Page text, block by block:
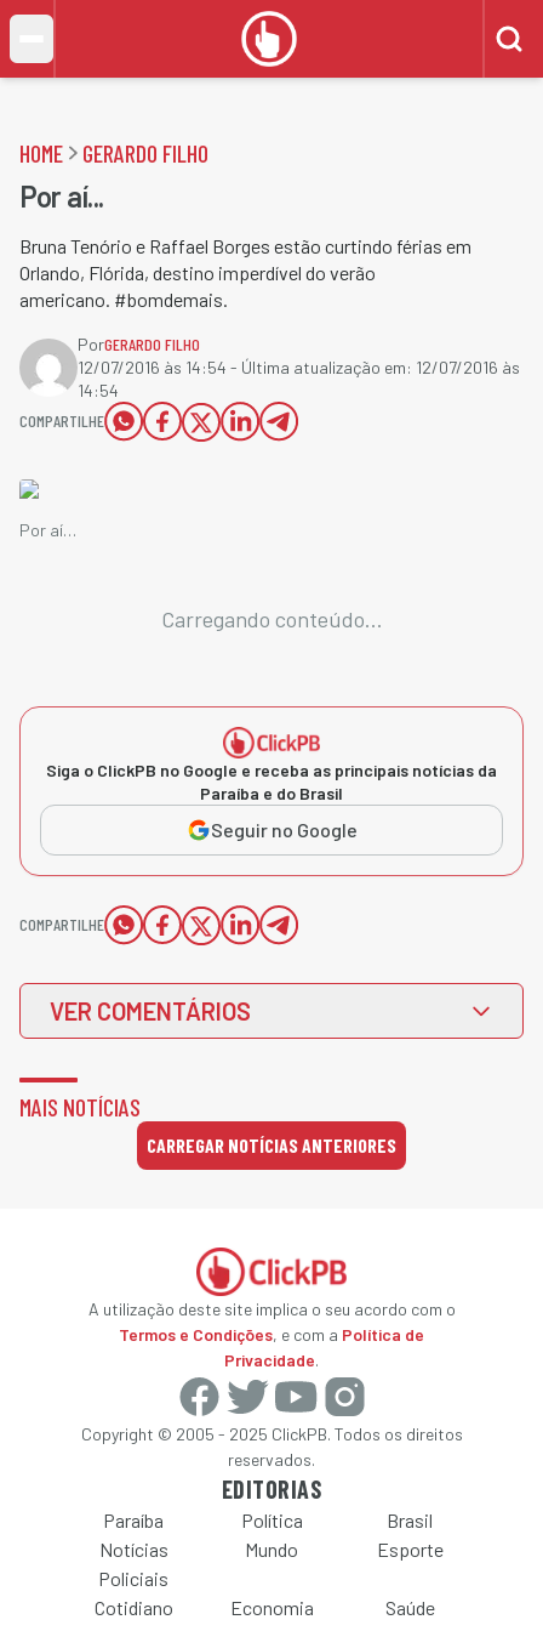
HOME GERARDO FILHO
Por aí...
Bruna Tenório e Raffael Borges estão curtindo férias em
Orlando, Flórida, destino imperdível do verão
americano. #bomdemais.
PorGERARDO FILHO
12/07/2016 às 14:54 - Última atualização em: 12/07/2016 às
14:54
COMPARTILHE
Por aí…
Carregando conteúdo...
Siga o ClickPB no Google e receba as principais notícias da
Paraíba e do Brasil
Seguir no Google
COMPARTILHE
VER COMENTÁRIOS
MAIS NOTÍCIAS
CARREGAR NOTÍCIAS ANTERIORES
A utilização deste site implica o seu acordo com o
Termos e Condições, e com a Política de
Privacidade.
Copyright © 2005 - 2025 ClickPB. Todos os direitos
reservados.
EDITORIAS
Paraíba Política
Brasil
Notícias
Policiais
Mundo Esporte
Cotidiano Economia
Saúde